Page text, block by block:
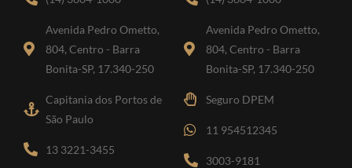
Avenida Pedro Ometto,
804, Centro - Barra
Bonita-SP, 17.340-250
Capitania dos Portos de
São Paulo
13 3221-3455
Avenida Pedro Ometto,
804, Centro - Barra
Bonita-SP, 17.340-250
Seguro DPEM
11 954512345
3003-9181